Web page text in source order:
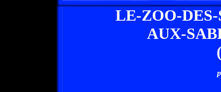
LE-ZOO-
AUX-